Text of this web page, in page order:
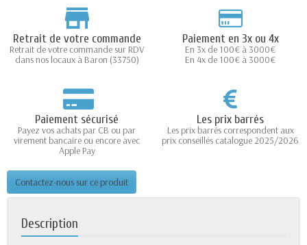
Retrait de votre commande
Retrait de votre commande sur RDV
dans nos locaux à Baron (33750)
Paiement en 3x ou 4x
En 3x de 100€ à 3000€
En 4x de 100€ à 3000€
Paiement sécurisé
Payez vos achats par CB ou par
virement bancaire ou encore avec
Apple Pay
Les prix barrés
Les prix barrés correspondent aux
prix conseillés catalogue 2025/2026
Contactez-nous sur ce produit
Description